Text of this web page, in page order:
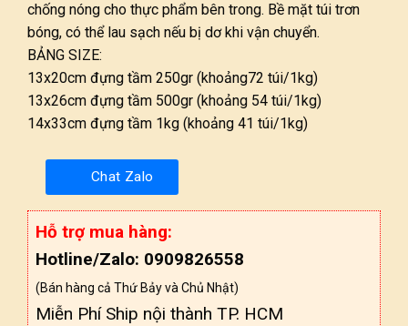
chống nóng cho thực phẩm bên trong. Bề mặt túi trơn
bóng, có thể lau sạch nếu bị dơ khi vận chuyển.
BẢNG SIZE:
13x20cm đựng tầm 250gr (khoảng72 túi/1kg)
13x26cm đựng tầm 500gr (khoảng 54 túi/1kg)
14x33cm đựng tầm 1kg (khoảng 41 túi/1kg)
Chat Zalo
Hỗ trợ mua hàng:
Hotline/Zalo: 0909826558
(Bán hàng cả Thứ Bảy và Chủ Nhật)
Miễn Phí Ship nội thành TP. HCM